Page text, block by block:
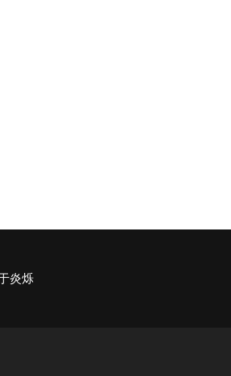
炎烁